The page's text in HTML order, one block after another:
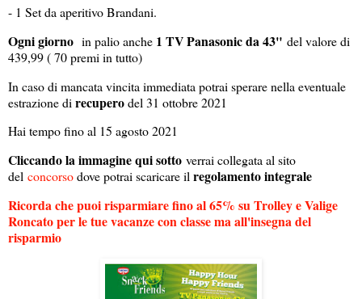
- 1 Set da aperitivo Brandani.
Ogni giorno in palio anche 1 TV Panasonic da 43" del valore di
439,99 ( 70 premi in tutto)
In caso di mancata vincita immediata potrai sperare nella eventuale
estrazione di recuperodel 31 ottobre 2021
Hai tempo fino al 15 agosto 2021
Cliccando la immagine qui sotto verrai collegata al sito
del concorsodove potrai scaricare ilregolamento integrale
Ricorda che puoi risparmiare fino al 65% su Trolley e Valige
Roncato per le tue vacanze con classe ma all'insegna del
risparmio